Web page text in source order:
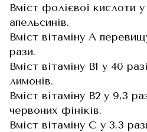
Вміст фолієвої кислоти
апельсинів.
Вміст вітаміну А
рази.
Вміст вітаміну В1 у 40
лимонів.
Вміст вітаміну В2 у 9,3
червоних фініків.
Вміст вітаміну С у 3,3